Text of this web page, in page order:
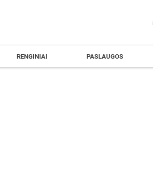
RENGINIAI PASLAUGOS